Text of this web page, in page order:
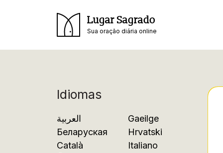
Lugar Sagrado
Sua oração diária online
Idiomas
العربية
Беларуская
Català
Gaeilge
Hrvatski
Italiano